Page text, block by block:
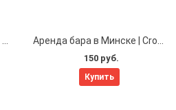
150 руб.
Купить